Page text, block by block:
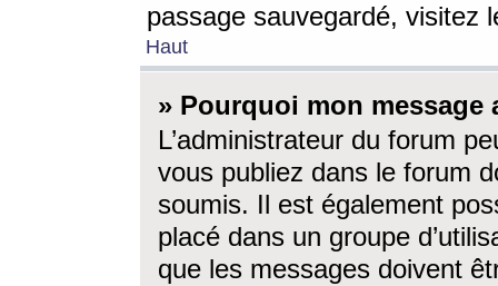
passage sauvegardé, visitez
Haut
» Pourquoi mon message
L’administrateur du forum
vous publiez dans le forum
soumis. Il est également
placé dans un groupe
que les messages doivent